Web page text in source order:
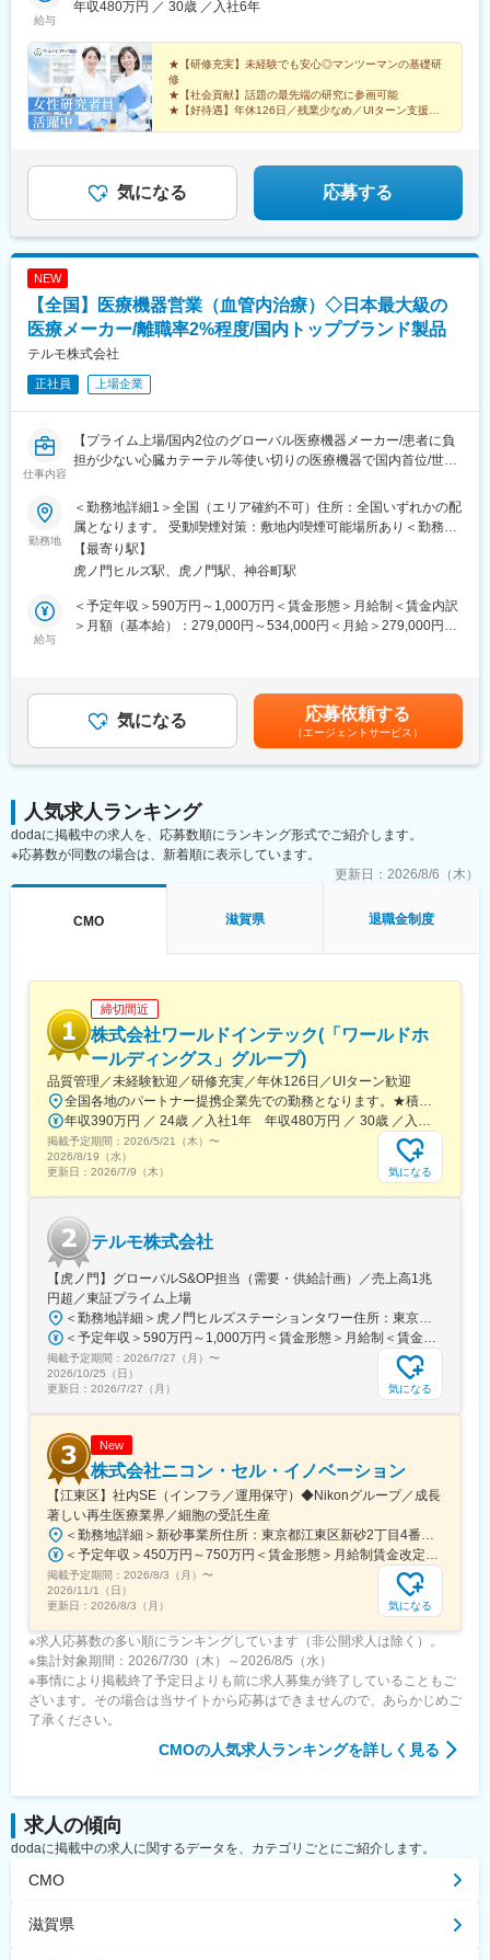
好きな場所で研究をしたい方も、ご希望をお聞かせください！詳
細は選考時にご案内いたします。【配属先企業の一例】中外製薬
株式会社中外製薬工業株式会社株式会社明治堺化学工業株式会社
日本化薬株式会社日東電工株式会社 豊橋事業所ニプロファーマ株
式会社 大舘工場株式会社カネカ株式会社DNPファインケミカル宇
都宮株式会社中外医科学研究所東邦チタニウム株式会社高田製薬
化学EMS株式会社株式会社エネコート 他
給与
年収480万円 ／ 30歳 ／入社6年
★【研修充実】未経験でも安心◎マンツーマンの基礎研
修
★【社会貢献】話題の最先端の研究に参画可能
★【好待遇】年休126日／残業少なめ／UIターン支援充
気になる 応募する
NEW
【全国】医療機器営業（血管内治療）◇日本最大級の
医療メーカー/離職率2%程度/国内トップブランド製品
テルモ株式会社
正社員 上場企業
仕事内容
【プライム上場/国内2位のグローバル医療機器メーカー/患者に負
担が少ない心臓カテーテル等使い切りの医療機器で国内首位/世界
■メインミッション：
担当エリアの病院（主に医師）に対し、当社のインターベンショ
ナルシステムズ事業（血管内治療）にて扱っている製品を提案し
ていただきます。
製品の販売、サービスの提供を通じて医療現場の改題を解決する
ことで医療に貢献し、テルモブランドを育成することがミッショ
・担当製品の販売活動、各種販促イベントの企画運営
・製品適正使用のための技術サポート（手術の立会いあり）
・製品適正使用に必要となる文献・資料・製品関連情報の提供
■担当製品：
心臓や下肢の血管の病気に対し、カテーテルを用いて治療する
「バスキュラーインターベンション（血管内カテーテル治療）」
肝臓がんの化学療法「インターベンショナルオンコロジー」に関
医師が求める操作性や品質を追求するとともに、患者さんの身体
https://www.terumo.co.jp/business/tis
■配属エリア：
国内支店のいずれかの配属となります。それぞれ在籍拠点をベー
スにチームでエリアを担当しています。業務を通じた「感動」と
「成長」を大事にする職場でチーム活動を重視した風土です。
■担当に関して：
大学病院などの基幹病院を担当いただきます。
■仕事の魅力：
治療部位や手順に合わせて多様な製品を展開する中で、患者さん
には治療効果とQOLの向上を、ドクターには手技において最大限
のパフォーマンスを発揮できる製品を提供することを目指してい
ます。中でもMRは製品情報提供のみならず、販売した医療機器が
安全に使用されるために研修会を開催しり、使用にあたってのト
レーニングの機会を提供するなど重要な役割を担っているため、
やりがいを感じられます。
勤務地
＜勤務地詳細1＞全国（エリア確約不可）住所：全国いずれかの配
属となります。 受動喫煙対策：敷地内喫煙可能場所あり＜勤務地
詳細2＞虎ノ門ヒルズステーションタワー住所：東京都港区虎ノ門
２丁目６－１ 虎ノ門ヒルズ ステーションタワー 受動喫煙対策：
ートワーク含む）
【最寄り駅】
虎ノ門ヒルズ駅、虎ノ門駅、神谷町駅
給与
＜予定年収＞590万円～1,000万円＜賃金形態＞月給制＜賃金内訳
＞月額（基本給）：279,000円～534,000円＜月給＞279,000円～
はあくまでも目安の金額であり、選考を通じて上下する可能性が
あります。月給(月額)は固定手当を含めた表記です。
気になる 応募依頼する
（エージェントサービス）
人気求人ランキング
dodaに掲載中の求人を、応募数順にランキング形式でご紹介します。
※応募数が同数の場合は、新着順に表示しています。
更新日： 2026/8/6（木）
CMO 滋賀県 退職金制度
締切間近
株式会社ワールドインテック(「ワールドホ
ールディングス」グループ)
品質管理／未経験歓迎／研修充実／年休126日／UIターン歓迎
全国各地のパートナー提携企業先での勤務となります。★積極採用中エリア東京・神奈川・千葉・埼玉・大阪・京都・滋賀・兵庫・愛知・三重・福岡※北海道・沖縄県を除く45都府県に多彩なプロジェクトを用意。※勤務地は希望を最大限考慮して決定します。※U・Iターン歓迎！住宅補助あり（月6万7000円まで会社補助）＼NEW！エリア制度導入／全国でスキルを伸ばしたい方も、好きな場所で研究をしたい方も、ご希望をお聞かせください！詳細は選考時にご案内いたします。【配属先企業の一例】中外製薬株式会社中外製薬工業株式会社株式会社明治堺化学工業株式会社日本化薬株式会社日東電工株式会社 豊橋事業所ニプロファーマ株式会社 大舘工場株式会社カネカ株式会社DNPファインケミカル宇都宮株式会社中外医科学研究所東邦チタニウム株式会社高田製薬株式会社株式会社理研ジェネシス株式会社マテリアルゲート三井化学EMS株式会社株式会社エネコート 他
年収390万円 ／ 24歳 ／入社1年 年収480万円 ／ 30歳 ／入社6年
掲載予定期間： 2026/5/21（木） 〜
2026/8/19（水）
更新日： 2026/7/9（木） 気になる
テルモ株式会社
【虎ノ門】グローバルS&OP担当（需要・供給計画）／売上高1兆
円超／東証プライム上場
＜勤務地詳細＞虎ノ門ヒルズステーションタワー住所：東京都港区虎ノ門２丁目６－１ 虎ノ門ヒルズ ステーションタワー 受動喫煙対策：敷地内喫煙可能場所あり変更の範囲：会社の定める事業所
＜予定年収＞590万円～1,000万円＜賃金形態＞月給制＜賃金内訳＞月額（基本給）：279,000円～534,000円＜月給＞279,000円～534,000円＜昇給有無＞有＜残業手当＞有＜給与補足＞※上記年収はあくまでも目安の金額であり、選考を通じて経験、能力等を考慮し同社規定により決定します。■賞与あり（年2回）■昇給・昇格あり（年1回）■職位：一般職～主任職賃金はあくまでも目安の金額であり、選考を通じて上下する可能性があります。月給(月額)は固定手当を含めた表記です。
掲載予定期間： 2026/7/27（月） 〜
2026/10/25（日）
更新日： 2026/7/27（月） 気になる
New
株式会社ニコン・セル・イノベーション
【江東区】社内SE（インフラ／運用保守）◆Nikonグループ／成長
著しい再生医療業界／細胞の受託生産
＜勤務地詳細＞新砂事業所住所：東京都江東区新砂2丁目4番地10号東京グランポートAKB 勤務地最寄駅：JR京葉線／潮見駅受動喫煙対策：屋内全面禁煙変更の範囲：会社の定める事業所
＜予定年収＞450万円～750万円＜賃金形態＞月給制賃金改定あり＜賃金内訳＞月額（基本給）：230,000円～380,000円＜月給＞230,000円～380,000円＜昇給有無＞有＜残業手当＞有＜給与補足＞※経験・能力・現給与等を考慮の上、適宜決定致します。・賞与：年2回（6月、12月）・役職がつく場合には、別途手当が支給されます。(例：課長職5万)賃金はあくまでも目安の金額であり、選考を通じて上下する可能性があります。月給(月額)は固定手当を含めた表記です。
掲載予定期間： 2026/8/3（月） 〜
2026/11/1（日）
更新日： 2026/8/3（月） 気になる
※求人応募数の多い順にランキングしています（非公開求人は除く）。
※集計対象期間：2026/7/30（木）～2026/8/5（水）
※事情により掲載終了予定日よりも前に求人募集が終了していることもご
ざいます。その場合は当サイトから応募はできませんので、あらかじめご
了承ください。
CMOの人気求人ランキングを詳しく見る
求人の傾向
dodaに掲載中の求人に関するデータを、カテゴリごとにご紹介します。
CMO
滋賀県